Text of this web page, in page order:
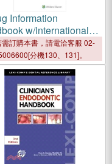
Information
w/lnternational
Names Index
訂購本書，請電洽客服 02-
分機130、131]。